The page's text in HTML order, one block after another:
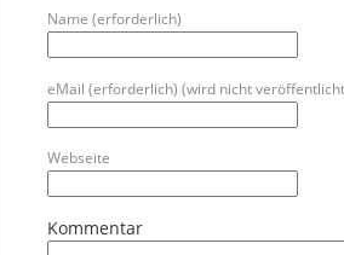
Name (erforderlich)
eMail (erforderlich) (wird nicht
Webseite
Kommentar